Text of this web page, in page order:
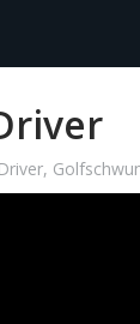
Driver,